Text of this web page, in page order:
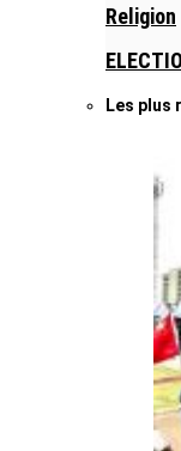
Religion
Les plus